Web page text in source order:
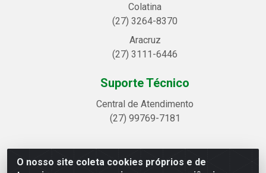
O nosso site coleta cookies próprios e de
Colatina
(27) 3264-8370
Aracruz
(27) 3111-6446
Suporte Técnico
Central de Atendimento
(27) 99769-7181
Linhavix Distribuidora LTDA - Avenida Alegre, 2521 -